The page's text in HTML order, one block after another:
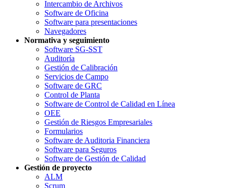
Intercambio de Archivos
Software de Oficina
Software para presentaciones
Navegadores
Normativa y seguimiento
Software SG-SST
Auditoría
Gestión de Calibración
Servicios de Campo
Software de GRC
Control de Planta
Software de Control de Calidad en Línea
OEE
Gestión de Riesgos Empresariales
Formularios
Software de Auditoria Financiera
Software para Seguros
Software de Gestión de Calidad
Gestión de proyecto
ALM
Scrum